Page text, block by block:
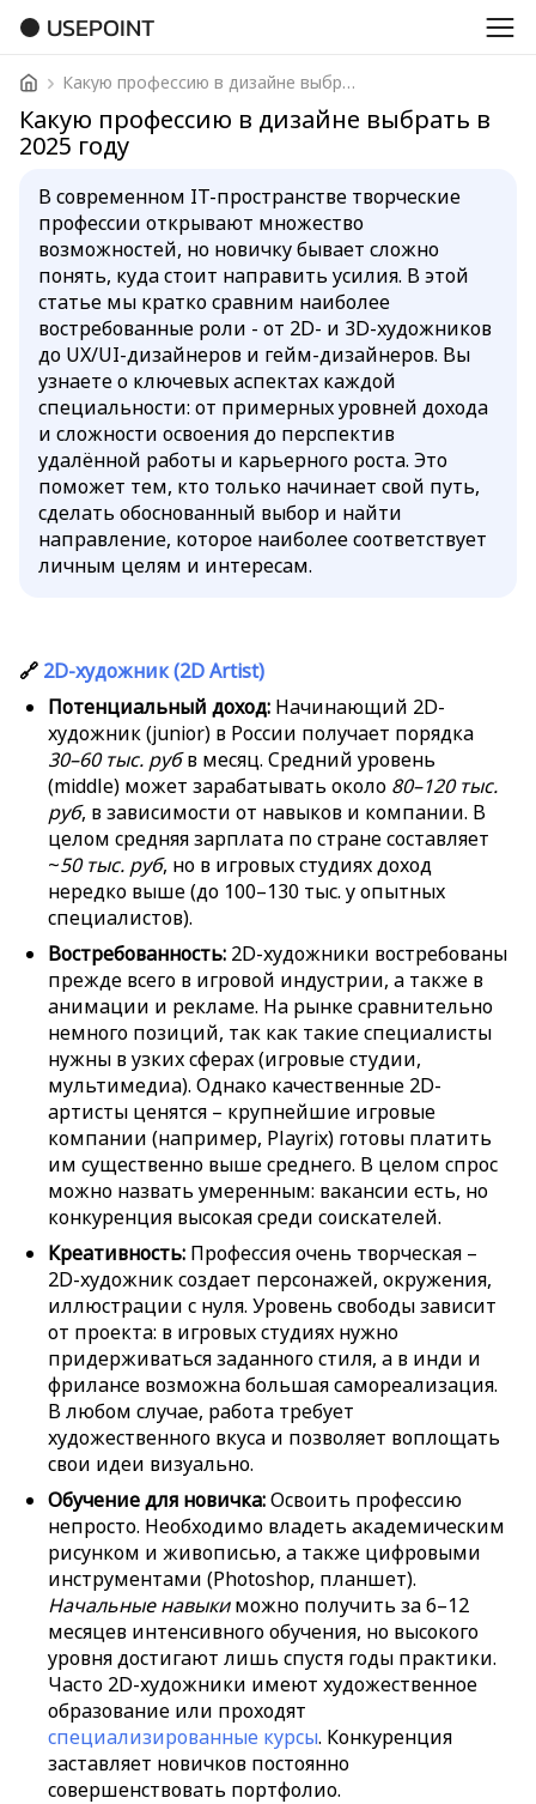
USEPOINT
Какую профессию в дизайне выбрать в 2025 году
Какую профессию в дизайне выбрать в
2025 году
В современном IT-пространстве творческие
профессии открывают множество
возможностей, но новичку бывает сложно
понять, куда стоит направить усилия. В этой
статье мы кратко сравним наиболее
востребованные роли - от 2D- и 3D-художников
до UX/UI-дизайнеров и гейм-дизайнеров. Вы
узнаете о ключевых аспектах каждой
специальности: от примерных уровней дохода
и сложности освоения до перспектив
удалённой работы и карьерного роста. Это
поможет тем, кто только начинает свой путь,
сделать обоснованный выбор и найти
направление, которое наиболее соответствует
личным целям и интересам.
🔗 2D-художник (2D Artist)
Потенциальный доход: Начинающий 2D-
художник (junior) в России получает порядка
30–60 тыс. рубв месяц. Средний уровень
(middle) может зарабатывать около 80–120 тыс.
руб, в зависимости от навыков и компании. В
целом средняя зарплата по стране составляет
~50 тыс. руб, но в игровых студиях доход
нередко выше (до 100–130 тыс. у опытных
специалистов).
Востребованность: 2D-художники востребованы
прежде всего в игровой индустрии, а также в
анимации и рекламе. На рынке сравнительно
немного позиций, так как такие специалисты
нужны в узких сферах (игровые студии,
мультимедиа). Однако качественные 2D-
артисты ценятся – крупнейшие игровые
компании (например, Playrix) готовы платить
им существенно выше среднего. В целом спрос
можно назвать умеренным: вакансии есть, но
конкуренция высокая среди соискателей.
Креативность: Профессия очень творческая –
2D-художник создает персонажей, окружения,
иллюстрации с нуля. Уровень свободы зависит
от проекта: в игровых студиях нужно
придерживаться заданного стиля, а в инди и
фрилансе возможна большая самореализация.
В любом случае, работа требует
художественного вкуса и позволяет воплощать
свои идеи визуально.
Обучение для новичка:Освоить профессию
непросто. Необходимо владеть академическим
рисунком и живописью, а также цифровыми
инструментами (Photoshop, планшет).
Начальные навыкиможно получить за 6–12
месяцев интенсивного обучения, но высокого
уровня достигают лишь спустя годы практики.
Часто 2D-художники имеют художественное
образование или проходят
специализированные курсы. Конкуренция
заставляет новичков постоянно
совершенствовать портфолио.